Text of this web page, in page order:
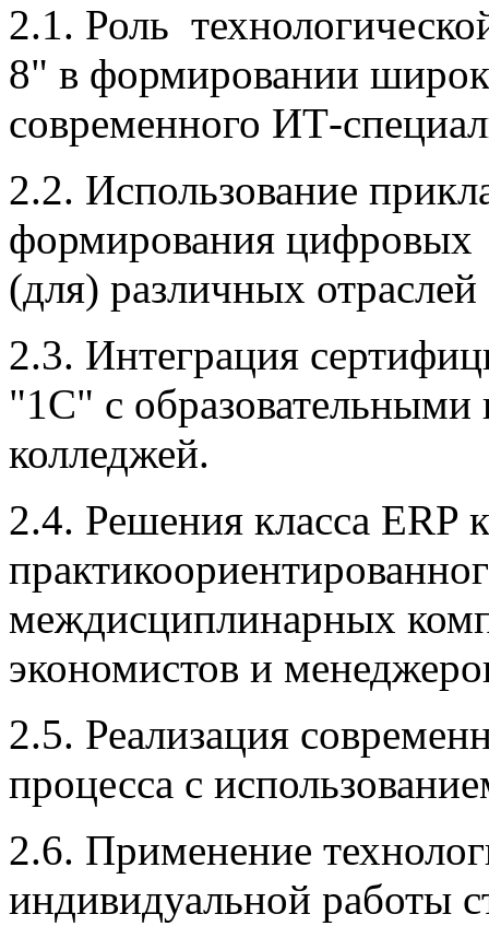
2.1. Роль
8" в формировании
современного ИТ-
2.2. Использование
формирования цифровых
(для) различных
2.3. Интеграция
"1С" с
колледжей.
2.4. Решения класса ERP
междисциплинарных
экономистов и
2.5. Реализация
процесса с
2.6. Применение
индивидуальной работы